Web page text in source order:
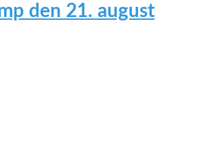
den 21. august